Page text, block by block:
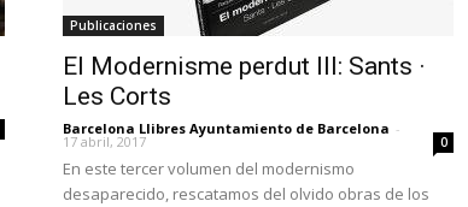
Publicaciones
El Modernisme perdut III: Sants ·
Les Corts
Barcelona Llibres Ayuntamiento de Barcelona -
17 abril, 2017 0
En este tercer volumen del modernismo
desaparecido, rescatamos del olvido obras de los